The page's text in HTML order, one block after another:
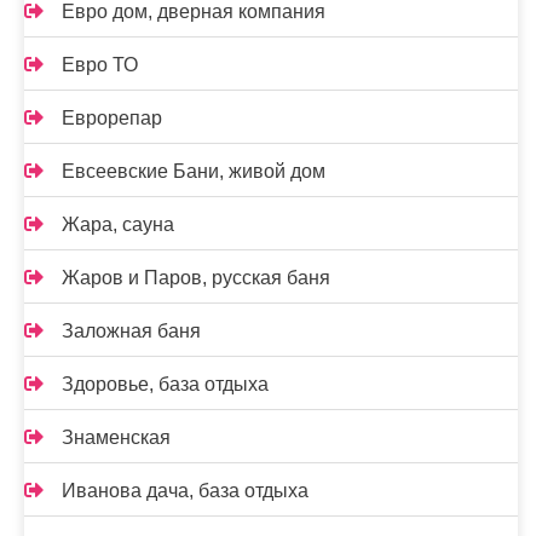
Евро дом, дверная компания
Евро ТО
Еврорепар
Евсеевские Бани, живой дом
Жара, сауна
Жаров и Паров, русская баня
Заложная баня
Здоровье, база отдыха
Знаменская
Иванова дача, база отдыха